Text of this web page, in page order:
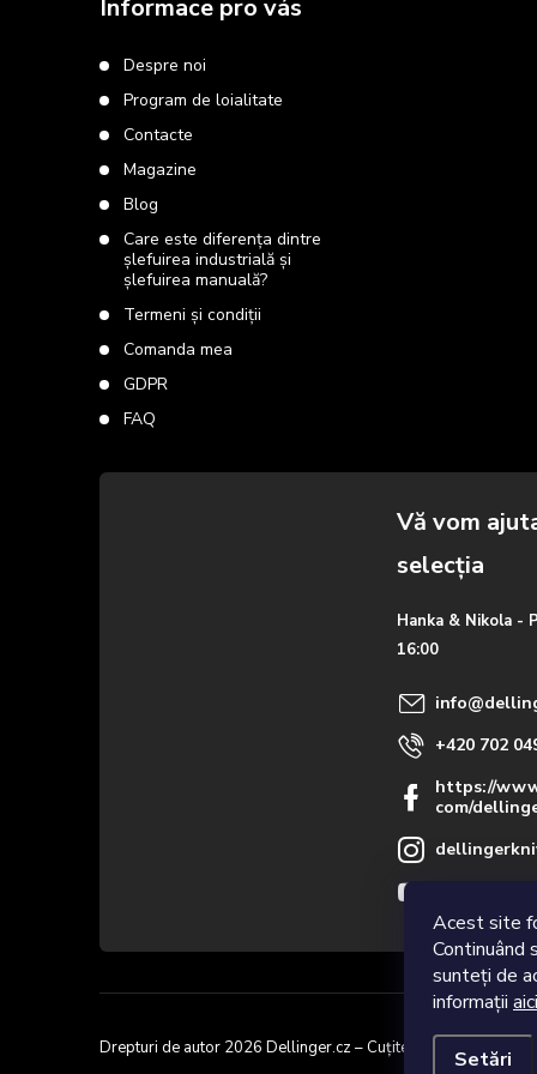
Acest site
Continuând
sunteți de
informații aici
Setări
Informace pro vás
Despre noi
Program de loialitate
Contacte
Magazine
Blog
Care este diferența dintre
șlefuirea industrială și
șlefuirea manuală?
Termeni și condiții
Comanda mea
GDPR
FAQ
Hanka & Nikola -
16:00
info@
+420 702
https://
com/
Drepturi de autor 2026 Dellinger.cz – Cuțite de bucătărie de